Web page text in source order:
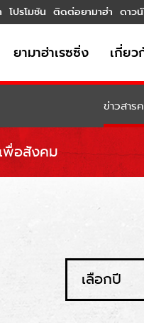
โปรโมชัน ติดต่อยามาฮ่า ดาว
ยามาฮ่าเรซซิ่ง เกี่ยว
ข่าวสาร
พื่อสังคม
เลือกปี